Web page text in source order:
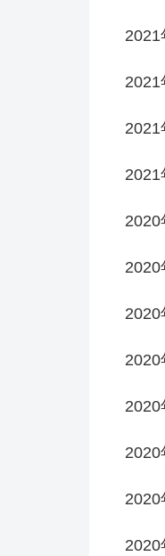
2021
2021
2021
2021
2020
2020
2020
2020
2020
2020
2020
2020